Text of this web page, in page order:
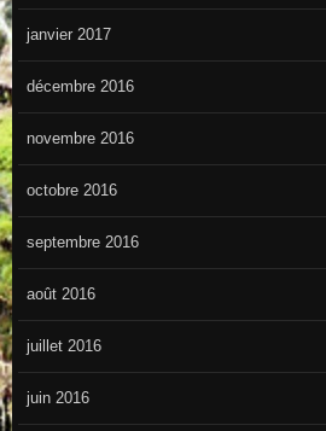
janvier 2017
décembre 2016
novembre 2016
octobre 2016
septembre 2016
août 2016
juillet 2016
juin 2016